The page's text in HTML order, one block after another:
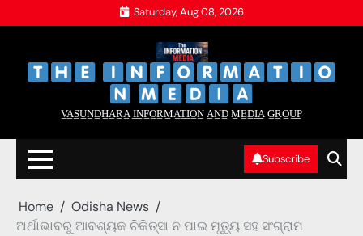
to
Saturday, Aug 08, 2026
V̲A̲S̲U̲N̲D̲H̲A̲R̲A̲ I̲N̲F̲O̲R̲M̲A̲T̲I̲O̲N̲ A̲N̲D̲ M̲E̲D̲I̲A̲ G̲R̲O̲U̲P̲
Subscribe
Home
Odisha News
ଅର୍ଥାଭାବରୁ ଆବଶ୍ୟକ ଚିକିତ୍ସା ନ ପାଇ ମୃତ୍ୟୁ ସହ ସଂଗ୍ରାମ